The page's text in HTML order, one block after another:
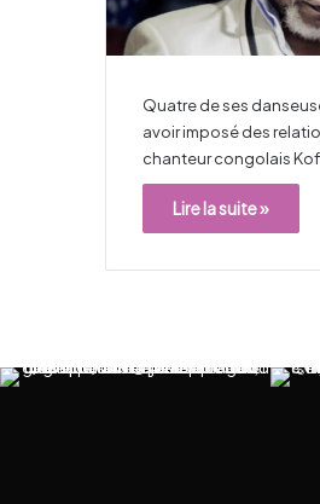
Quatre de ses
avoir imposé des
chanteur congolais
Lire la suite »